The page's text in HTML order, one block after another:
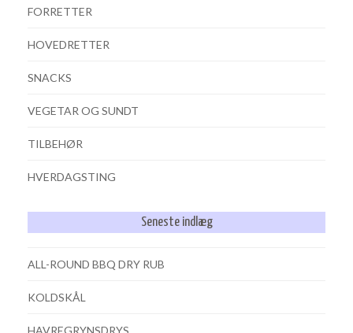
FORRETTER
HOVEDRETTER
SNACKS
VEGETAR OG SUNDT
TILBEHØR
HVERDAGSTING
Seneste indlæg
ALL-ROUND BBQ DRY RUB
KOLDSKÅL
HAVREGRYNSDRYS